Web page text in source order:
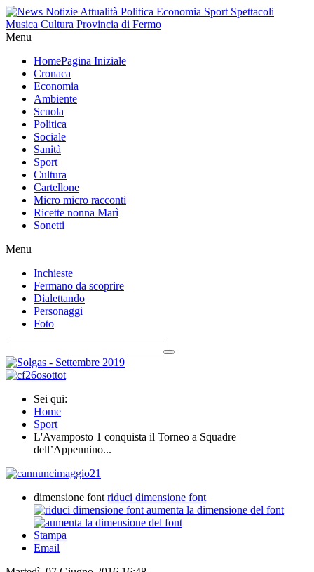
Menu
HomePagina Iniziale
Cronaca
Economia
Ambiente
Scuola
Politica
Sociale
Sanità
Sport
Cultura
Cartellone
Micro micro racconti
Ricette nonna Marì
Sonetti
Menu
Inchieste
Fermano da scoprire
Dialettando
Personaggi
Foto
Sei qui:
Home
Sport
L'Avamposto 1 conquista il Torneo a Squadre
dell’Appennino...
dimensione font riduci dimensione font
aumenta la dimensione del font
Stampa
Email